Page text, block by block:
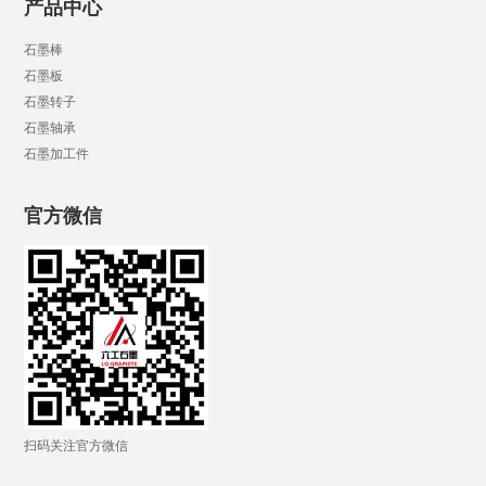
产品中心
石墨棒
石墨板
石墨转子
石墨轴承
石墨加工件
官方微信
扫码关注官方微信